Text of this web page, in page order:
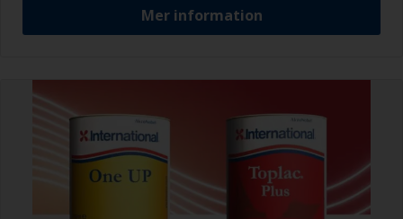
Mer information